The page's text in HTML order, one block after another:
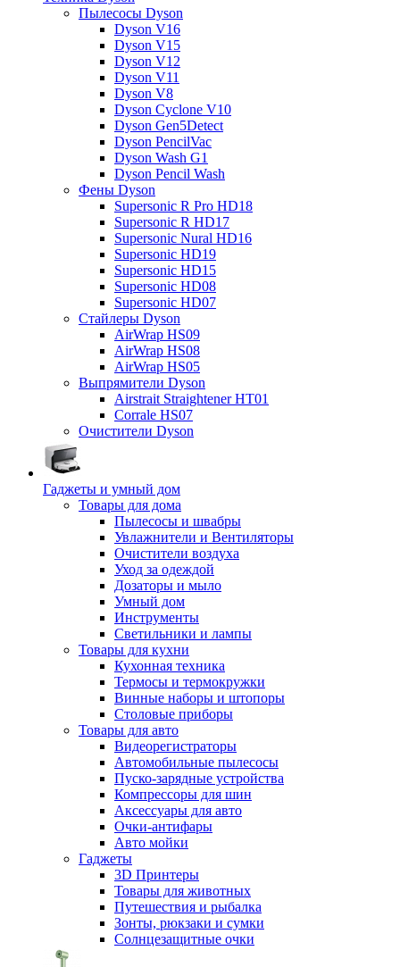
Пылесосы Dyson
Dyson V16
Dyson V15
Dyson V12
Dyson V11
Dyson V8
Dyson Cyclone V10
Dyson Gen5Detect
Dyson PencilVac
Dyson Wash G1
Dyson Pencil Wash
Фены Dyson
Supersonic R Pro HD18
Supersonic R HD17
Supersonic Nural HD16
Supersonic HD19
Supersonic HD15
Supersonic HD08
Supersonic HD07
Стайлеры Dyson
AirWrap HS09
AirWrap HS08
AirWrap HS05
Выпрямители Dyson
Airstrait Straightener HT01
Corrale HS07
Очистители Dyson
Гаджеты и умный дом
Товары для дома
Пылесосы и швабры
Увлажнители и Вентиляторы
Очистители воздуха
Уход за одеждой
Дозаторы и мыло
Умный дом
Инструменты
Светильники и лампы
Товары для кухни
Кухонная техника
Термосы и термокружки
Винные наборы и штопоры
Столовые приборы
Товары для авто
Видеорегистраторы
Автомобильные пылесосы
Пуско-зарядные устройства
Компрессоры для шин
Аксессуары для авто
Очки-антифары
Авто мойки
Гаджеты
3D Принтеры
Товары для животных
Путешествия и рыбалка
Зонты, рюкзаки и сумки
Солнцезащитные очки